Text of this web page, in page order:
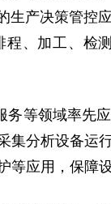
生产决策管控
、加工、检
等领域率先
集分析设备运
应用，保障